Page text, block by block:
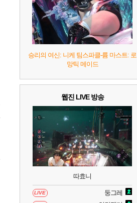
승리의 여신: 니케 팀스파클-륨 마스트: 로
망틱 메이드
웹진 LIVE 방송
따효니
LIVE 둥그레